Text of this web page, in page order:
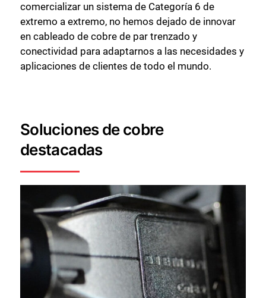
comercializar un sistema de Categoría 6 de
extremo a extremo, no hemos dejado de innovar
en cableado de cobre de par trenzado y
conectividad para adaptarnos a las necesidades y
aplicaciones de clientes de todo el mundo.
Soluciones de cobre
destacadas